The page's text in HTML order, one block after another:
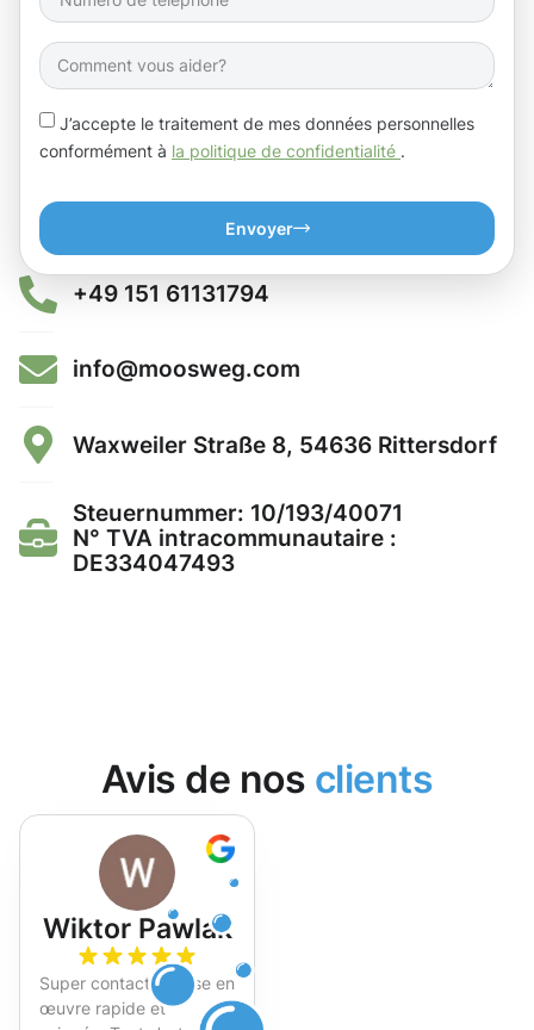
J’accepte le traitement de mes données personnelles
conformément à la politique de confidentialité .
Envoyer
+49 151 61131794
info@moosweg.com
Waxweiler Straße 8, 54636 Rittersdorf
Steuernummer: 10/193/40071
N° TVA intracommunautaire :
DE334047493
Avis de nos clients
Wiktor Pawlak
Super contact et mise en
œuvre rapide et